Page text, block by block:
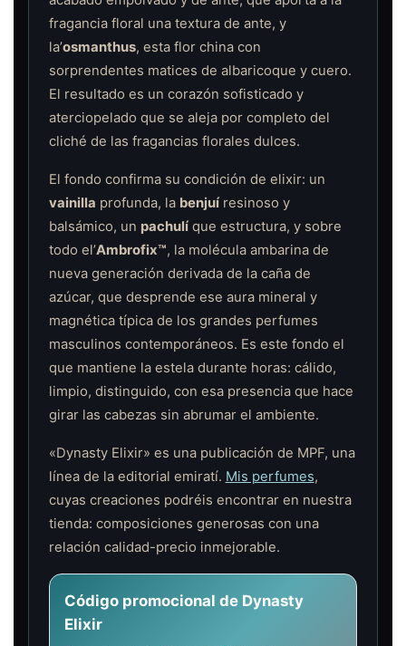
fragancia floral una textura de ante, y
la’osmanthus, esta flor china con
sorprendentes matices de albaricoque y cuero.
El resultado es un corazón sofisticado y
aterciopelado que se aleja por completo del
cliché de las fragancias florales dulces.
El fondo confirma su condición de elixir: un
vainilla profunda, la benjuíresinoso y
balsámico, un pachulíque estructura, y sobre
todo el’Ambrofix™, la molécula ambarina de
nueva generación derivada de la caña de
azúcar, que desprende ese aura mineral y
magnética típica de los grandes perfumes
masculinos contemporáneos. Es este fondo el
que mantiene la estela durante horas: cálido,
limpio, distinguido, con esa presencia que hace
girar las cabezas sin abrumar el ambiente.
«Dynasty Elixir» es una publicación de MPF, una
línea de la editorial emiratí. Mis perfumes,
cuyas creaciones podréis encontrar en nuestra
tienda: composiciones generosas con una
relación calidad-precio inmejorable.
Código promocional de Dynasty
Elixir